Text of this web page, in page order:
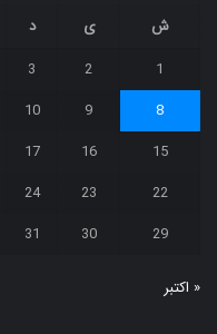
ش ی د
1
2
3
8
9
10
15
16
17
22
23
24
29
30
31
« اکتبر